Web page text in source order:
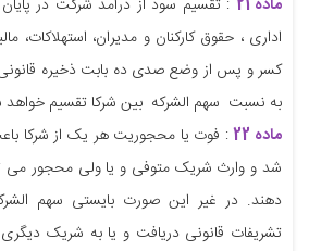
اداری ، حقوق کارکنان و مدیران، استهلاکات،
کسر و پس از وضع صدی ده بابت ذخیره
به نسبت سهم الشرکه بین شرکا تقسیم
ماده 22
: فوت یا محجوریت هر یک از شرکا
شد و وارث شریک متوفی و یا ولی محجور می
دهند. در غیر این صورت بایستی سهم
تشریفات قانونی دریافت و یا به شریک